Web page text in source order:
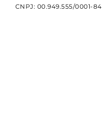
CNPJ: 00.949.555/0001-84